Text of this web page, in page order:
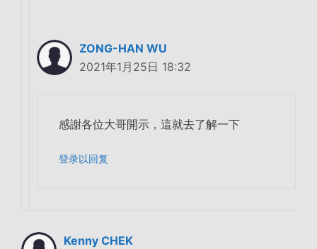
ZONG-HAN WU
2021年1月25日 18:32
感謝各位大哥開示，這就去了解一下
登录以回复
Kenny CHEK